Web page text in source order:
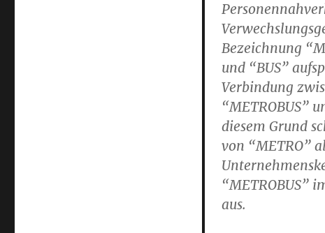
Bezeichnung
und “BUS”
Verbindung
“METROBUS”
diesem Grund
von “METRO”
“METROBUS”
aus.